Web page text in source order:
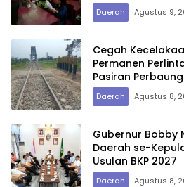
Daerah Agustus 9,
Cegah
Permanen
Pasiran
Daerah Agustus 8,
Gubernur Bobby
Daerah se-
Usulan BKP 2027
Daerah Agustus 8,